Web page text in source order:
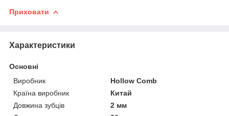
Приховати
Характеристики
Основні
Виробник
Hollow Comb
Країна виробник
Китай
Довжина зубців
2 мм